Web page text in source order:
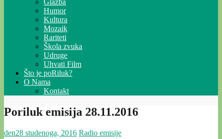
Humor
Kultura
Mozaik
Rariteti
Škola zvuka
Udruge
Uhvati Film
Što je poRiluk?
O Nama
Kontakt
Poriluk emisija 28.11.2016
den28 studenoga, 2016 Radio emisije